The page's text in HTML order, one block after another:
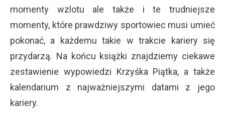
momenty wzlotu ale także i te trudniejsze
momenty, które prawdziwy sportowiec musi umieć
pokonać, a każdemu takie w trakcie kariery się
przydarzą. Na końcu książki znajdziemy ciekawe
zestawienie wypowiedzi Krzyśka Piątka, a także
kalendarium z najważniejszymi datami z jego
kariery.